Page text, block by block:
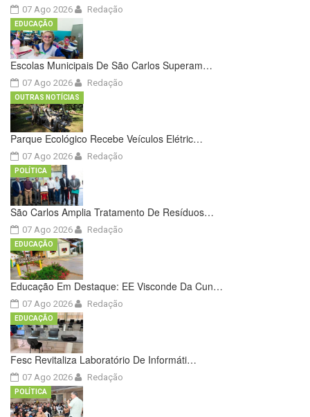
07 Ago 2026 Redação
Escolas Municipais De São Carlos Superam…
07 Ago 2026
EDUCAÇÃO
Redação
Parque Ecológico Recebe Veículos Elétric…
07 Ago 2026
OUTRAS NOTÍCIAS
Redação
São Carlos Amplia Tratamento De Resíduos…
07 Ago 2026
POLÍTICA
Redação
Educação Em Destaque: EE Visconde Da Cun…
07 Ago 2026
EDUCAÇÃO
Redação
Fesc Revitaliza Laboratório De Informáti…
07 Ago 2026
EDUCAÇÃO
Redação
POLÍTICA